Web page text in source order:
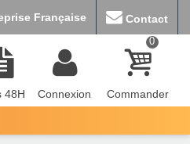
Française Contact
48H Connexion
0
Commander